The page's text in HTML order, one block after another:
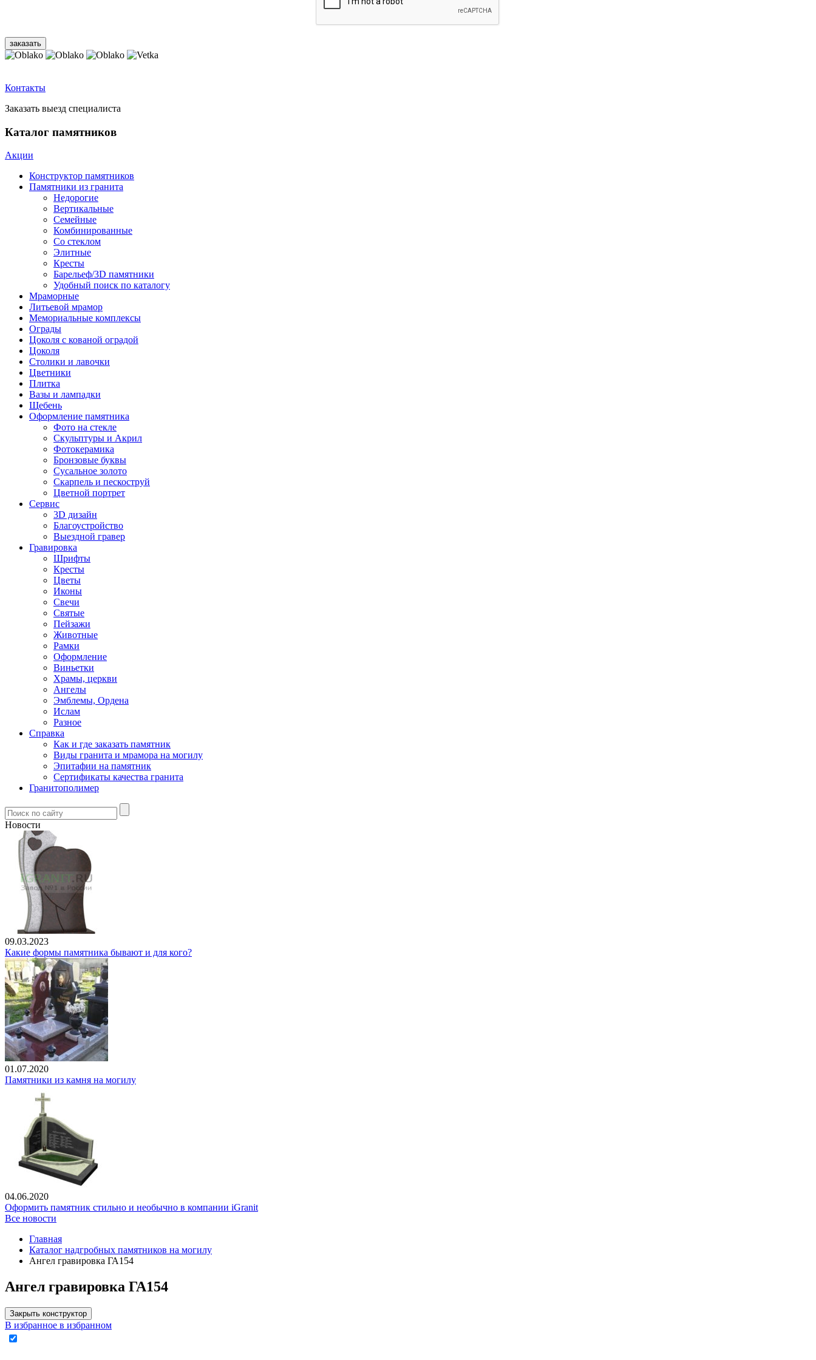
Контакты
Заказать выезд специалиста
Каталог памятников
Акции
Конструктор памятников
Памятники из гранита
Недорогие
Вертикальные
Семейные
Комбинированные
Со стеклом
Элитные
Кресты
Барельеф/3D памятники
Удобный поиск по каталогу
Мраморные
Литьевой мрамор
Мемориальные комплексы
Ограды
Цоколя с кованой оградой
Цоколя
Столики и лавочки
Цветники
Плитка
Вазы и лампадки
Щебень
Оформление памятника
Фото на стекле
Скульптуры и Акрил
Фотокерамика
Бронзовые буквы
Сусальное золото
Скарпель и пескоструй
Цветной портрет
Сервис
3D дизайн
Благоустройство
Выездной гравер
Гравировка
Шрифты
Кресты
Цветы
Иконы
Свечи
Святые
Пейзажи
Животные
Рамки
Оформление
Виньетки
Храмы, церкви
Ангелы
Эмблемы, Ордена
Ислам
Разное
Справка
Как и где заказать памятник
Виды гранита и мрамора на могилу
Эпитафии на памятник
Сертификаты качества гранита
Гранитополимер
Новости
09.03.2023
Какие формы памятника бывают и для кого?
01.07.2020
Памятники из камня на могилу
04.06.2020
Оформить памятник стильно и необычно в компании iGranit
Все новости
Главная
Каталог надгробных памятников на могилу
Ангел гравировка ГА154
Ангел гравировка ГА154
Закрыть конструктор
В избранное в избранном